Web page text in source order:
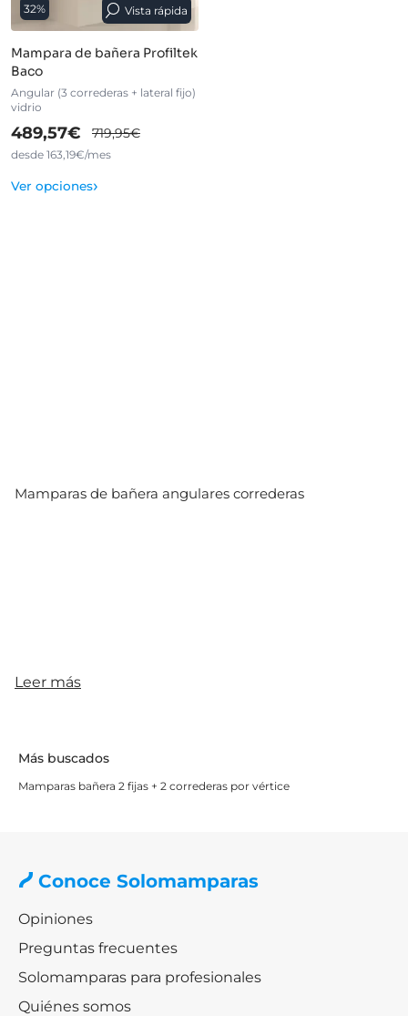
32% Vista rápida
Mampara de bañera Profiltek
Baco
Angular (3 correderas + lateral fijo)
vidrio
489,57€ 719,95€
desde 163,19€/mes
Ver opciones›
Mamparas de bañera angulares correderas
Leer más
Más buscados
Mamparas bañera 2 fijas + 2 correderas por vértice
Conoce Solomamparas
Opiniones
Preguntas frecuentes
Solomamparas para profesionales
Quiénes somos